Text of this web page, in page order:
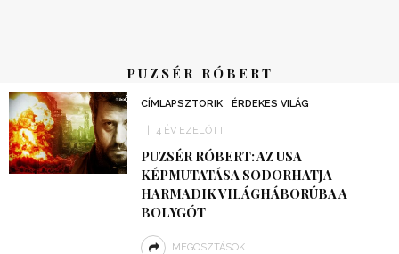
PUZSÉR RÓBERT
CÍMLAPSZTORIK ÉRDEKES VILÁG
4 ÉV EZELŐTT
PUZSÉR RÓBERT: AZ USA
KÉPMUTATÁSA SODORHATJA
HARMADIK VILÁGHÁBORÚBA A
BOLYGÓT
MEGOSZTÁSOK